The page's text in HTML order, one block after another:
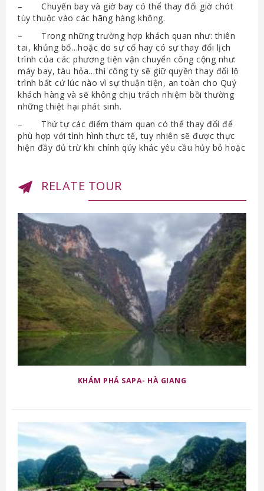
– Chuyến bay và giờ bay có thể thay đổi giờ chót
tùy thuộc vào các hãng hàng không.
– Trong những trường hợp khách quan như: thiên
tai, khủng bố…hoặc do sự cố hay có sự thay đổi lịch
trình của các phương tiện vận chuyển công cộng như:
máy bay, tàu hỏa…thì công ty sẽ giữ quyền thay đổi lộ
trình bất cứ lúc nào vì sự thuận tiện, an toàn cho Quý
khách hàng và sẽ không chịu trách nhiệm bồi thường
những thiệt hại phát sinh.
– Thứ tự các điểm tham quan có thể thay đổi để
phù hợp với tình hình thực tế, tuy nhiên sẽ được thực
hiện đầy đủ trừ khi chính qúy khác yêu cầu hủy bỏ hoặc
RELATE TOUR
KHÁM PHÁ SAPA- HÀ GIANG